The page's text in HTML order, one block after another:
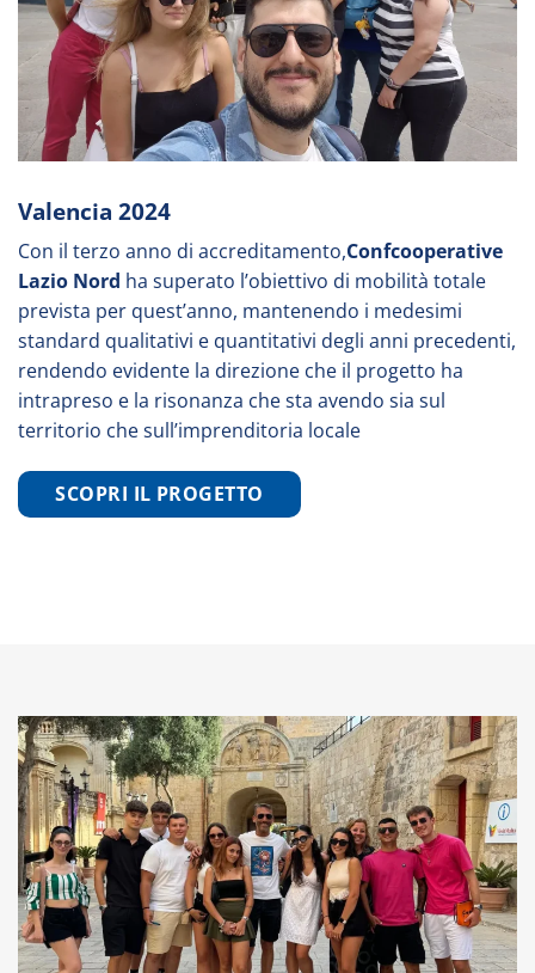
Valencia 2024
Con il terzo anno di accreditamento,Confcooperative
Lazio Nord ha superato l’obiettivo di mobilità totale
prevista per quest’anno, mantenendo i medesimi
standard qualitativi e quantitativi degli anni precedenti,
rendendo evidente la direzione che il progetto ha
intrapreso e la risonanza che sta avendo sia sul
territorio che sull’imprenditoria locale
SCOPRI IL PROGETTO